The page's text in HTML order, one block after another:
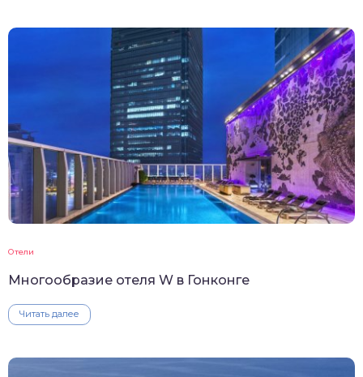
Отели
Многообразие отеля W в Гонконге
Читать далее